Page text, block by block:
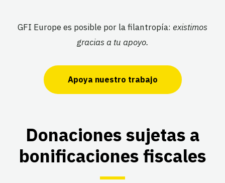
GFI Europe es posible por la filantropía: existimos
gracias a tu apoyo.
Apoya nuestro trabajo
Donaciones sujetas a
bonificaciones fiscales